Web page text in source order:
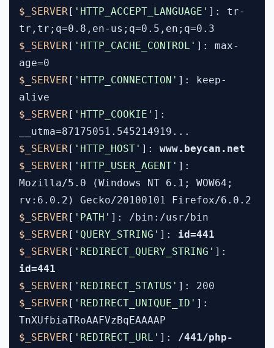
$_SERVER[ 'HTTP_ACCEPT_LANGUAGE' ]: tr-
tr,tr;q=0.8,en-us;q=0.5,en;q=0.3
$_SERVER[ 'HTTP_CACHE_CONTROL' ]: max-
age=0
$_SERVER[ 'HTTP_CONNECTION' ]: keep-
alive
$_SERVER[ 'HTTP_COOKIE' ]:
__utma=87175051.545214919...
$_SERVER[ 'HTTP_HOST' ]: www.beycan.net
$_SERVER[ 'HTTP_USER_AGENT' ]:
Mozilla/5.0 (Windows NT 6.1; WOW64;
rv:6.0.2) Gecko/20100101 Firefox/6.0.2
$_SERVER[ 'PATH' ]: /bin:/usr/bin
$_SERVER[ 'QUERY_STRING' ]: id=441
$_SERVER[ 'REDIRECT_QUERY_STRING' ]:
id=441
$_SERVER[ 'REDIRECT_STATUS' ]: 200
$_SERVER[ 'REDIRECT_UNIQUE_ID' ]:
TnXUfbiaTRoAAFVzBqEAAAAP
$_SERVER[ 'REDIRECT_URL' ]: /441/php-